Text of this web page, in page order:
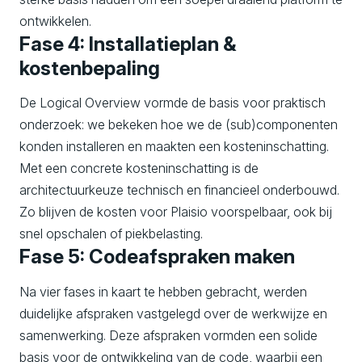
ontwikkelen.
Fase 4: Installatieplan &
kostenbepaling
De Logical Overview vormde de basis voor praktisch
onderzoek: we bekeken hoe we de (sub)componenten
konden installeren en maakten een kosteninschatting.
Met een concrete kosteninschatting is de
architectuurkeuze technisch en financieel onderbouwd.
Zo blijven de kosten voor Plaisio voorspelbaar, ook bij
snel opschalen of piekbelasting.
Fase 5: Codeafspraken maken
Na vier fases in kaart te hebben gebracht, werden
duidelijke afspraken vastgelegd over de werkwijze en
samenwerking. Deze afspraken vormden een solide
basis voor de ontwikkeling van de code, waarbij een